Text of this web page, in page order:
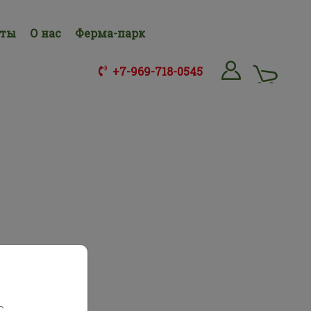
О нас Ферма-парк
+7-969-718-0545